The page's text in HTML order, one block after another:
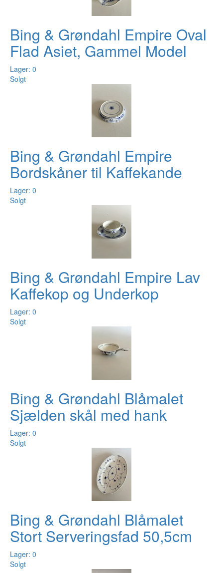
Bing & Grøndahl Empire Oval
Flad Asiet, Gammel Model
Lager: 0
Solgt
Bing & Grøndahl Empire
Bordskåner til Kaffekande
Lager: 0
Solgt
Bing & Grøndahl Empire Lav
Kaffekop og Underkop
Lager: 0
Solgt
Bing & Grøndahl Blåmalet
Sjælden skål med hank
Lager: 0
Solgt
Bing & Grøndahl Blåmalet
Stort Serveringsfad 50,5cm
Lager: 0
Solgt